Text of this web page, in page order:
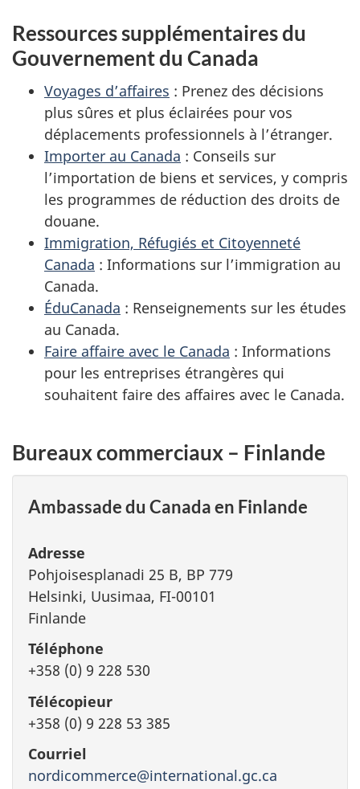
Ressources supplémentaires du
Gouvernement du Canada
Voyages d’affaires : Prenez des décisions
plus sûres et plus éclairées pour vos
déplacements professionnels à l’étranger.
Importer au Canada : Conseils sur
l’importation de biens et services, y compris
les programmes de réduction des droits de
douane.
Immigration, Réfugiés et Citoyenneté
Canada : Informations sur l’immigration au
Canada.
ÉduCanada : Renseignements sur les études
au Canada.
Faire affaire avec le Canada : Informations
pour les entreprises étrangères qui
souhaitent faire des affaires avec le Canada.
Bureaux commerciaux – Finlande
Ambassade du Canada en Finlande
Adresse
Pohjoisesplanadi 25 B, BP 779
Helsinki, Uusimaa, FI-00101
Finlande
Téléphone
+358 (0) 9 228 530
Télécopieur
+358 (0) 9 228 53 385
Courriel
nordicommerce@international.gc.ca